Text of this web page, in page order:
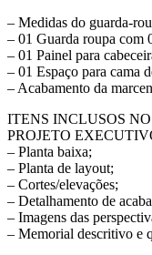
– Medidas do guarda-
– 01 Guarda roupa com
– 01 Painel para
– 01 Espaço para cama
– Acabamento da
ITENS INCLUSOS
PROJETO
– Planta baixa;
– Planta de layout;
– Cortes/elevações;
– Detalhamento de
– Imagens das
– Memorial descritivo e